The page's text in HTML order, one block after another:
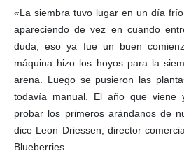
«La siembra tuvo lugar en un día
apareciendo de vez en cuando
duda, eso ya fue un buen
máquina hizo los hoyos para la
arena. Luego se pusieron las
todavía manual. El año que viene
probar los primeros arándanos de
dice Leon Driessen, director
Blueberries.